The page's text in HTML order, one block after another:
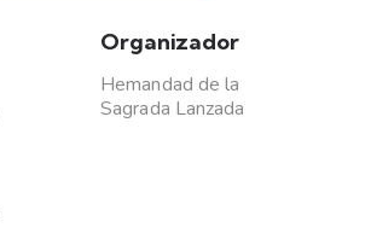
Organizador
Hemandad de la
Sagrada Lanzada